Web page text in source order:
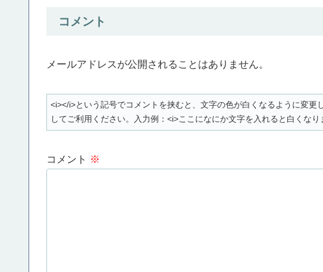
コメント
メールアドレスが公開されることはありません。
<i></i>という記号でコメントを挟むと、文字の色が白くなるように変更
してご利用ください。入力例：<i>ここになにか文字を入れると白くなり
コメント ※